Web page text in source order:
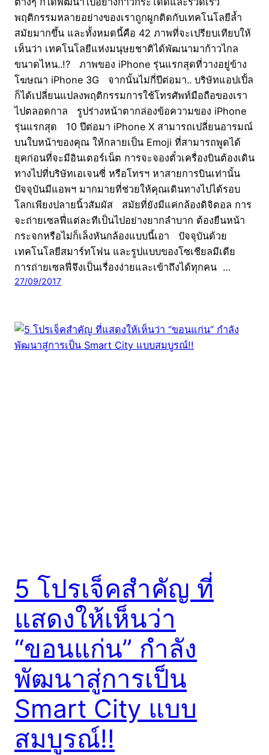
พฤติกรรมหลายอย่างของเราถูกผูกติดกับเทคโนโลยีล้ำ
สมัยมากขึ้น และทั้งหมดนี้คือ 42 ภาพที่จะเปรียบเทียบให้
เห็นว่า เทคโนโลยีแห่งมนุษยชาติได้พัฒนามาก้าวไกล
ขนาดไหน..!? ภาพของ iPhone รุ่นแรกสุดที่วางอยู่ข้าง
โฆษณา iPhone 3G จากนั้นไม่กี่ปีต่อมา.. บริษัทแอปเปิ้ล
ก็ได้เปลี่ยนแปลงพฤติกรรมการใช้โทรศัพท์มือถือของเรา
ไปตลอดกาล รูปร่างหน้าตากล่องข้อความของ iPhone
รุ่นแรกสุด 10 ปีต่อมา iPhone X สามารถเปลี่ยนอารมณ์
บนใบหน้าของคุณ ให้กลายเป็น Emoji ที่สามารถพูดได้
ยุคก่อนที่จะมีอินเตอร์เน็ต การจะจองตั๋วเครื่องบินต้องเดิน
ทางไปที่บริษัทเอเจนซี่ หรือโทรฯ หาสายการบินเท่านั้น
ปัจจุบันมีแอพฯ มากมายที่ช่วยให้คุณเดินทางไปได้รอบ
โลกเพียงปลายนิ้วสัมผัส สมัยที่ยังมีแค่กล้องดิจิตอล การ
จะถ่ายเซลฟี่แต่ละทีเป็นไปอย่างยากลำบาก ต้องยืนหน้า
กระจกหรือไม่ก็เล็งหันกล้องแบบนี้เอา ปัจจุบันด้วย
เทคโนโลยีสมาร์ทโฟน และรูปแบบของโซเชียลมีเดีย
การถ่ายเซลฟี่จึงเป็นเรื่องง่ายและเข้าถึงได้ทุกคน …
27/09/2017
5 โปรเจ็คสำคัญ ที่
แสดงให้เห็นว่า
“ขอนแก่น” กำลัง
พัฒนาสู่การเป็น
Smart City แบบ
สมบูรณ์!!